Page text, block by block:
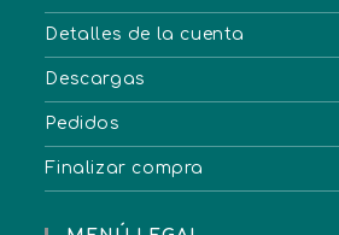
Detalles de la cuenta
Descargas
Pedidos
Finalizar compra